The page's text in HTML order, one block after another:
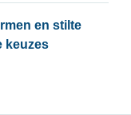
en stilte
keuzes